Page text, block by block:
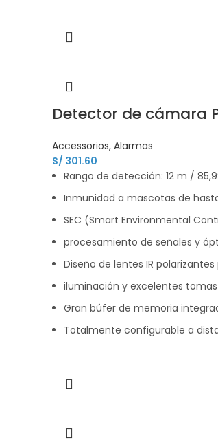
Detector de cámara
Accessorios, Alarmas
S/ 301.60
Rango de detección: 12 m /
Inmunidad a mascotas de
SEC (Smart Environmental
procesamiento de señales y
Diseño de lentes IR
iluminación y excelentes
Gran búfer de memoria
Totalmente configurable a